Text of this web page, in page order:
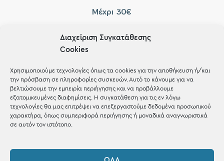
Διαχείριση Συγκατάθεσης
Cookies
Χρησιμοποιούμε τεχνολογίες όπως τα cookies για την αποθήκευση ή/και
την πρόσβαση σε πληροφορίες συσκευών. Αυτό το κάνουμε για να
βελτιώσουμε την εμπειρία περιήγησης και να προβάλλουμε
εξατομικευμένες διαφημίσεις. Η συγκατάθεση για τις εν λόγω
τεχνολογίες θα μας επιτρέψει να επεξεργαστούμε δεδομένα προσωπικού
χαρακτήρα, όπως συμπεριφορά περιήγησης ή μοναδικά αναγνωριστικά
σε αυτόν τον ιστότοπο.
Μέχρι 30€
Shop the look
ΚΑΤΑΣΤΗΜΑ
2421 217300